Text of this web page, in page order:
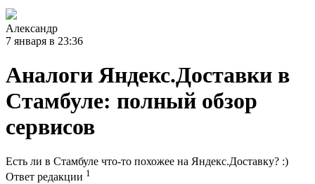
Александр
7 января в 23:36
Аналоги Яндекс.Доставки в
Стамбуле: полный обзор
сервисов
Есть ли в Стамбуле что-то похожее на Яндекс.Доставку? :)
Ответ редакции 1